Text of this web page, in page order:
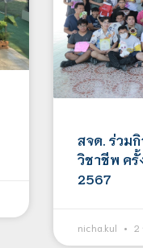
สจด. ร่วม
วิชาชีพ ครั้
2567
nicha.kul 2